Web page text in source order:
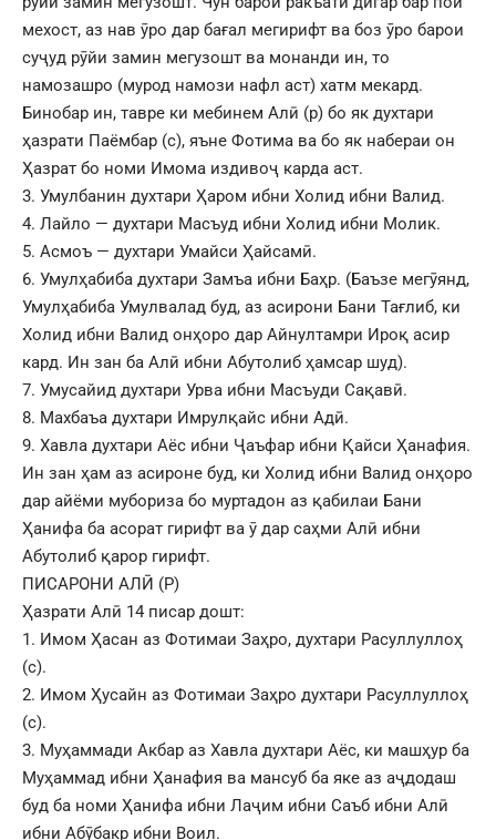
мехост, аз нав ӯро дар бағал мегирифт ва боз ӯро барои
суҷуд рӯйи замин мегузошт ва монанди ин, то
намозашро (мурод намози нафл аст) хатм мекард.
Бинобар ин, тавре ки мебинем Алӣ (р) бо як духтари
ҳазрати Паёмбар (с), яъне Фотима ва бо як набераи он
Ҳазрат бо номи Имома издивоҷ карда аст.
3. Умулбанин духтари Ҳаром ибни Холид ибни Валид.
4. Лайло — духтари Масъуд ибни Холид ибни Молик.
5. Асмоъ — духтари Умайси Ҳайсамӣ.
6. Умулҳабиба духтари Замъа ибни Баҳр. (Баъзе мегӯянд,
Умулҳабиба Умулвалад буд, аз асирони Бани Тағлиб, ки
Холид ибни Валид онҳоро дар Айнултамри Ироқ асир
кард. Ин зан ба Алӣ ибни Абутолиб ҳамсар шуд).
7. Умусайид духтари Урва ибни Масъуди Сақавӣ.
8. Махбаъа духтари Имрулқайс ибни Адӣ.
9. Хавла духтари Аёс ибни Ҷаъфар ибни Қайси Ҳанафия.
Ин зан ҳам аз асироне буд, ки Холид ибни Валид онҳоро
дар айёми мубориза бо муртадон аз қабилаи Бани
Ҳанифа ба асорат гирифт ва ӯ дар саҳми Алӣ ибни
Абутолиб қарор гирифт.
ПИСАРОНИ АЛӢ (Р)
Ҳазрати Алӣ 14 писар дошт:
1. Имом Ҳасан аз Фотимаи Заҳро, духтари Расуллуллоҳ
(с).
2. Имом Ҳусайн аз Фотимаи Заҳро духтари Расуллуллоҳ
(с).
3. Муҳаммади Акбар аз Хавла духтари Аёс, ки машҳур ба
Муҳаммад ибни Ҳанафия ва мансуб ба яке аз аҷдодаш
буд ба номи Ҳанифа ибни Лаҷим ибни Саъб ибни Алӣ
ибни Абӯбакр ибни Воил.